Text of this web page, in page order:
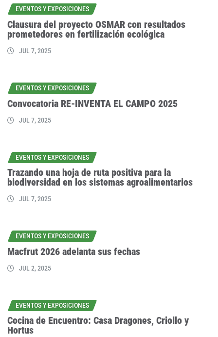
EVENTOS Y EXPOSICIONES
Clausura del proyecto OSMAR con resultados
prometedores en fertilización ecológica
JUL 7, 2025
EVENTOS Y EXPOSICIONES
Convocatoria RE-INVENTA EL CAMPO 2025
JUL 7, 2025
EVENTOS Y EXPOSICIONES
Trazando una hoja de ruta positiva para la
biodiversidad en los sistemas agroalimentarios
JUL 7, 2025
EVENTOS Y EXPOSICIONES
Macfrut 2026 adelanta sus fechas
JUL 2, 2025
EVENTOS Y EXPOSICIONES
Cocina de Encuentro: Casa Dragones, Criollo y
Hortus